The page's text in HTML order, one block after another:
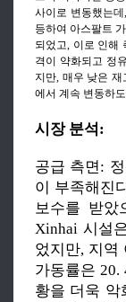
사이로 변동했는
등하여 아스팔트
되었고, 이로 인해
격이 약화되고 정
지만, 매우 낮은
에서 계속 변동하
시장 분석:
공급 측면:
이 부족해진
보수를 받았
Xinhai 시설
었지만, 지역
가동률은
황을 더욱 악